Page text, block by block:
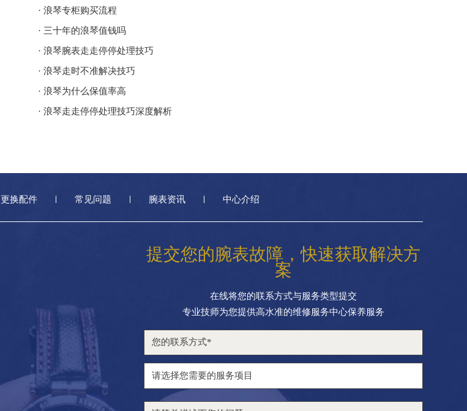
· 浪琴专柜购买流程
· 三十年的浪琴值钱吗
· 浪琴腕表走走停停处理技巧
· 浪琴走时不准解决技巧
· 浪琴为什么保值率高
· 浪琴走走停停处理技巧深度解析
更换配件 常见问题 腕表资讯 中心介绍
提交您的腕表故障，快速获取解决方
案
在线将您的联系方式与服务类型提交
专业技师为您提供高水准的维修服务中心保养服务